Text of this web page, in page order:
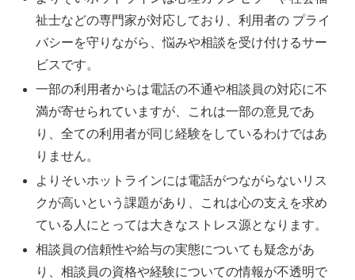
祉士などの専門家が対応しており、利用者の プライ
バシーを守りながら、悩みや相談を受け付けるサー
ビスです。
一部の利用者からは電話の不通や相談員の対応に不
満が寄せられていますが、これは一部の意見であ
り、全ての利用者が同じ経験をしているわけではあ
りません。
よりそいホットラインには電話がつながらないリス
クが高いという課題があり、これは心の支えを求め
ている人にとっては大きなストレス源となります。
相談員の信頼性や給与の実態についても疑念があ
り、相談員の資格や経験についての情報が不透明で